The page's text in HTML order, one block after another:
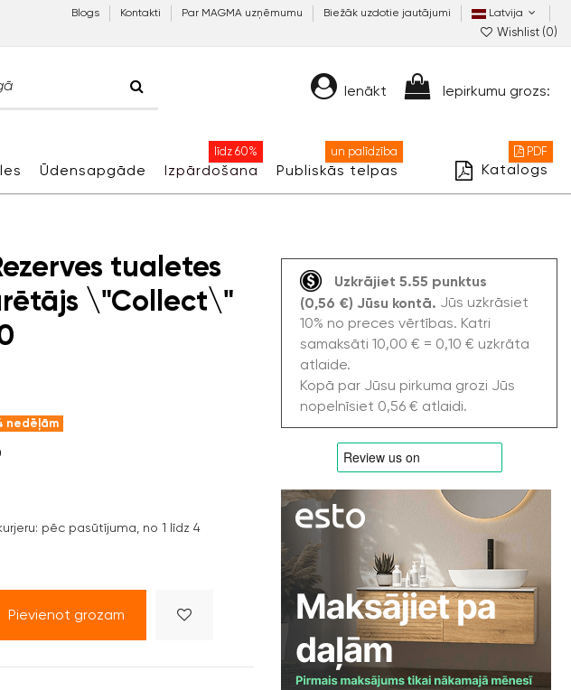
Blogs Kontakti Par MAGMA uzņēmumu Biežāk uzdotie jautājumi Latvija
Wishlist (0)
Ienākt Iepirkumu grozs:
Ūdensapgāde Izpārdošana
līdz 60%
Publiskās telpas
un palīdzība
Katalogs
PDF
tualetes
\"Collect\"
nedēļām
pēc pasūtījuma, no 1 līdz 4
Pievienot grozam
Uzkrājiet 5.55 punktus
(0,56 €) Jūsu kontā. Jūs uzkrāsiet
10% no preces vērtības. Katri
samaksāti 10,00 € = 0,10 € uzkrāta
atlaide.
Kopā par Jūsu pirkuma grozi Jūs
nopelnīsiet 0,56 € atlaidi.